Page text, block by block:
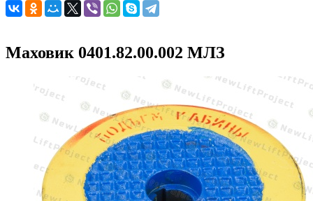
Маховик 0401.82.00.002 МЛЗ